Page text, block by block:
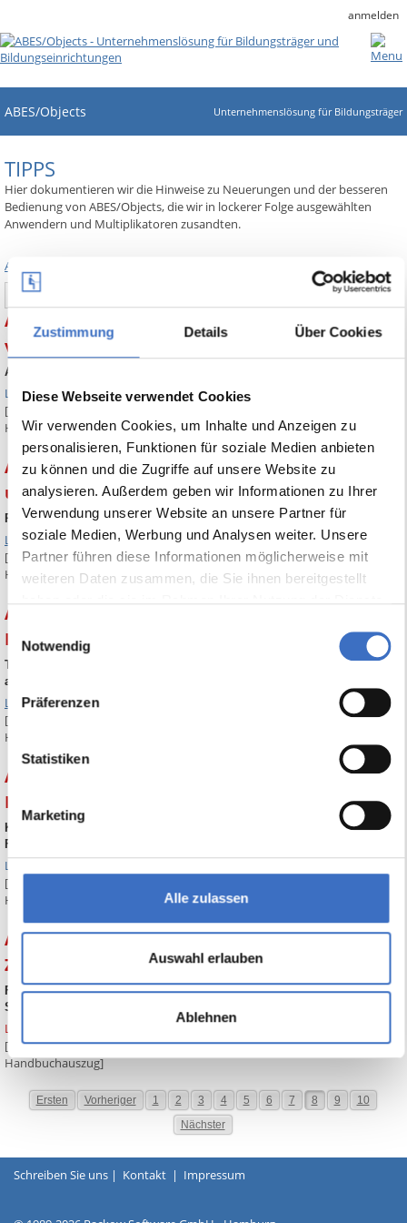
Zustimmung Details Über Cookies
Diese Webseite verwendet Cookies
Wir verwenden Cookies, um Inhalte und Anzeigen zu
personalisieren, Funktionen für soziale Medien anbieten
zu können und die Zugriffe auf unsere Website zu
analysieren. Außerdem geben wir Informationen zu Ihrer
Verwendung unserer Website an unsere Partner für
soziale Medien, Werbung und Analysen weiter. Unsere
Partner führen diese Informationen möglicherweise mit
weiteren Daten zusammen, die Sie ihnen bereitgestellt
Notwendig
Präferenzen
Statistiken
Marketing
Alle zulassen
Auswahl erlauben
Ablehnen
anmelden
ABES/Objects Unternehmenslösung für Bildungsträger
TIPPS
Hier dokumentieren wir die Hinweise zu Neuerungen und der besseren
Bedienung von ABES/Objects, die wir in lockerer Folge ausgewählten
Anwendern und Multiplikatoren zusandten.
Alle Tipps anzeigen
Search
ABES-Tipp Nr. 13 Auszahlung und Abrechnung
von Fahrtkosten
Auszahlung und Abrechnung von Fahrtkosten
Link zum Handbuch
[Ein Klick auf die Überschrift oben zeigt den entsprechenden
Handbuchauszug]
ABES-Tipp Nr. 12 Rechtschreibprüfung für Notiz-
und Memofelder
Rechtschreibprüfung für Notiz- und Memofelder
Link zum Handbuch
[Ein Klick auf die Überschrift oben zeigt den entsprechenden
Handbuchauszug]
ABES-Tipp Nr. 11 Termine mit
Erinnerungsfunktion
Termine mit Erinnerungsfunktion (und der Möglichkeit, sie mit
anderen zu teilen)
Link zum Handbuch
[Ein Klick auf die Überschrift oben zeigt den entsprechenden
Handbuchauszug]
ABES-Tipp Nr. 10 Kursabschnitte und
Kursereignisse
Kursabschnitte und Kursereignisse (zur Planung von Kursen und zum
FehlzeitenSOLL) erzeugen
Link zum Handbuch
[Ein Klick auf die Überschrift oben zeigt den entsprechenden
Handbuchauszug]
ABES-Tipp Nr. 9 Fortschreiben von
Zielvereinbarungen
Fortschreiben von Zielvereinbarungen (vor allem für BvB/BaE von
Start- zur Verlauf-LuV)
Link zum Handbuch
[Ein Klick auf die Überschrift oben zeigt den entsprechenden
Handbuchauszug]
Ersten Vorheriger 1 2 3 4 5 6 7 8 9
10
Nächster
Schreiben Sie uns | Kontakt | Impressum